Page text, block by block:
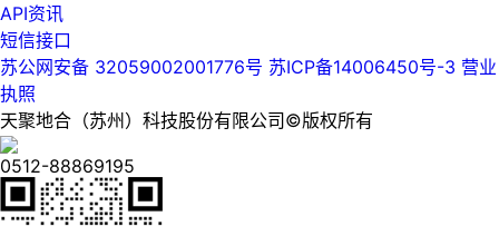
API资讯
短信接口
苏公网安备 32059002001776号 苏ICP备14006450号-3 营业
执照
天聚地合（苏州）科技股份有限公司©版权所有
0512-88869195